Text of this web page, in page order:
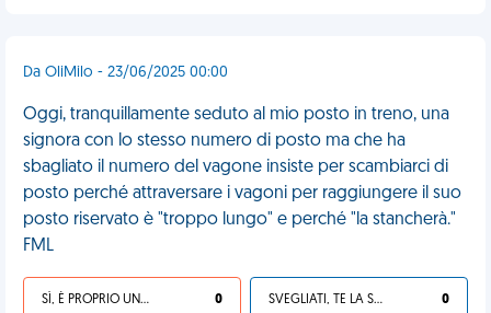
Da OliMilo - 23/06/2025 00:00
Oggi, tranquillamente seduto al mio posto in treno, una
signora con lo stesso numero di posto ma che ha
sbagliato il numero del vagone insiste per scambiarci di
posto perché attraversare i vagoni per raggiungere il suo
posto riservato è "troppo lungo" e perché "la stancherà."
FML
SÌ, È PROPRIO UNA VDM! 0 SVEGLIATI, TE LA SEI CERCATA! 0